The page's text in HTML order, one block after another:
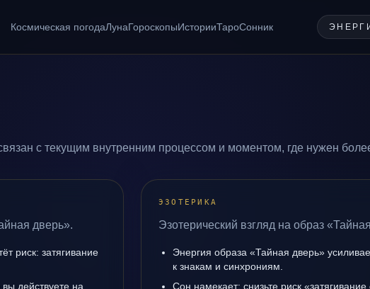
Космическая погодаЛунаГороскопыИсторииТароСонник
с текущим внутренним процессом и моментом, где нужен
дверь».
риск: затягивание
действуете на
ЭЗОТЕРИКА
Эзотерический взгляд на образ
Энергия образа «Тайная дверь»
к знакам и синхрониям.
Сон намекает: снизьте риск «затягивание